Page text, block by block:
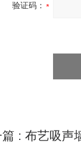
验证码：
: 布艺吸声